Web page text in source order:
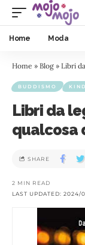
Home Moda
Home » Blog » Libri
BUDDISMO
Libri da
qualcosa
LAST UPDATED: 2024/
2 MIN READ
SHARE